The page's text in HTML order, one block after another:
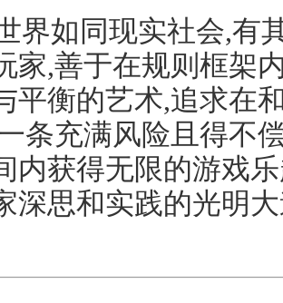
界如同现实社会,有
家,善于在规则框架
平衡的艺术,追求在
条充满风险且得不
内获得无限的游戏
深思和实践的光明